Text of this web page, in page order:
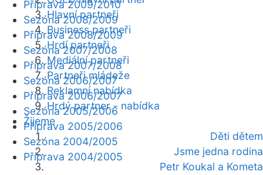
Hlavní partneři
Business partneři
Hrdí partneři
Mediální partneři
Partneři mládeže
Reklamní nabídka
Hrdý partner - nabídka
Žijeme
Děti dětem
Jsme jedna rodina
Petr Koukal a Kometa
Příprava 2009/2010
Sezóna 2008/2009
Příprava 2008/2009
Sezóna 2007/2008
Příprava 2007/2008
Sezóna 2006/2007
Příprava 2006/2007
Sezóna 2005/2006
Příprava 2005/2006
Sezóna 2004/2005
Příprava 2004/2005